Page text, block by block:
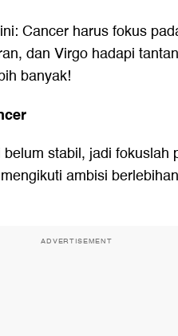
Cancer harus fokus
dan Virgo hadapi
banyak!
stabil, jadi fokuslah
ambisi
ADVERTISEMENT